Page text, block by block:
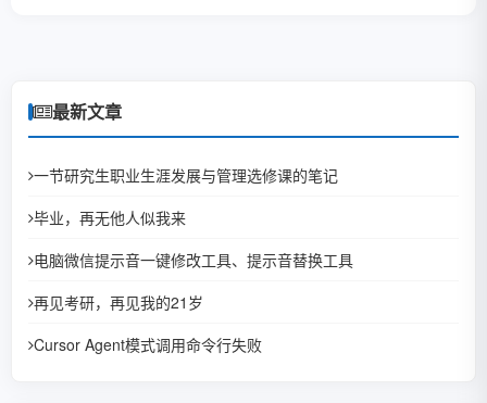
最新文章
一节研究生职业生涯发展与管理选修课的笔记
毕业，再无他人似我来
电脑微信提示音一键修改工具、提示音替换工具
再见考研，再见我的21岁
Cursor Agent模式调用命令行失败